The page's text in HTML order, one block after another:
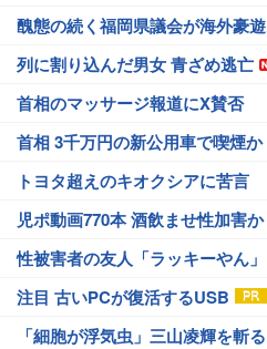
醜態の続く福岡県議会が海外豪遊
列に割り込んだ男女 青ざめ逃亡
首相のマッサージ報道にX賛否
首相 3千万円の新公用車で喫煙か
トヨタ超えのキオクシアに苦言
児ポ動画770本 酒飲ませ性加害か
性被害者の友人「ラッキーやん」
注目 古いPCが復活するUSB
「細胞が浮気虫」三山凌輝を斬る